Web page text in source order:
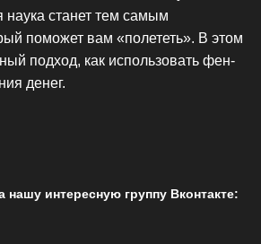
наука станет тем самым
поможет вам «полететь». В этом
подход, как использовать фен-
денег.
нашу интересную группу Вконтакте: